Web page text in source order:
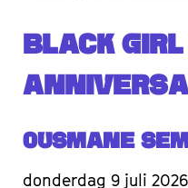
BLACK
Ousmane
donderdag 9 juli 2026